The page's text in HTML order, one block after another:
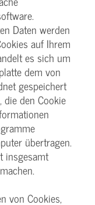
Daten werden
auf Ihrem
es sich um
dem von
gespeichert
den Cookie
übertragen.
insgesamt
von Cookies,